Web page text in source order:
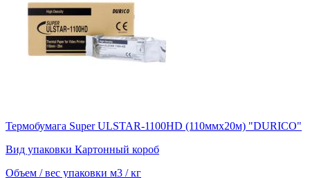
Термобумага Super ULSTAR-1100HD (110ммх20м) "DURICO"
Вид упаковки Картонный короб
Объем / вес упаковки м3 / кг